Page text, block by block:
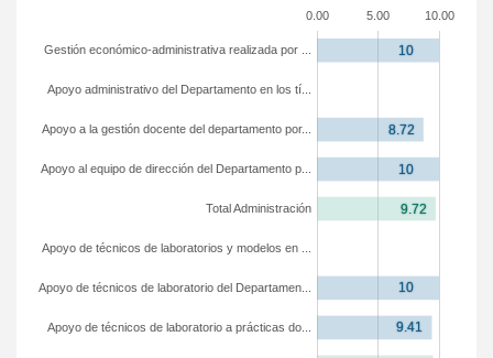
0.00 5.00 10.00
Apoyo de técnicos de laboratorio a prácticas do...
Apoyo de técnicos de laboratorio del Departamen...
Apoyo de técnicos de laboratorios y modelos en ...
Total Administración
Apoyo al equipo de dirección del Departamento p...
Apoyo a la gestión docente del departamento por...
Apoyo administrativo del Departamento en los tí...
Gestión económico-administrativa realizada por ...